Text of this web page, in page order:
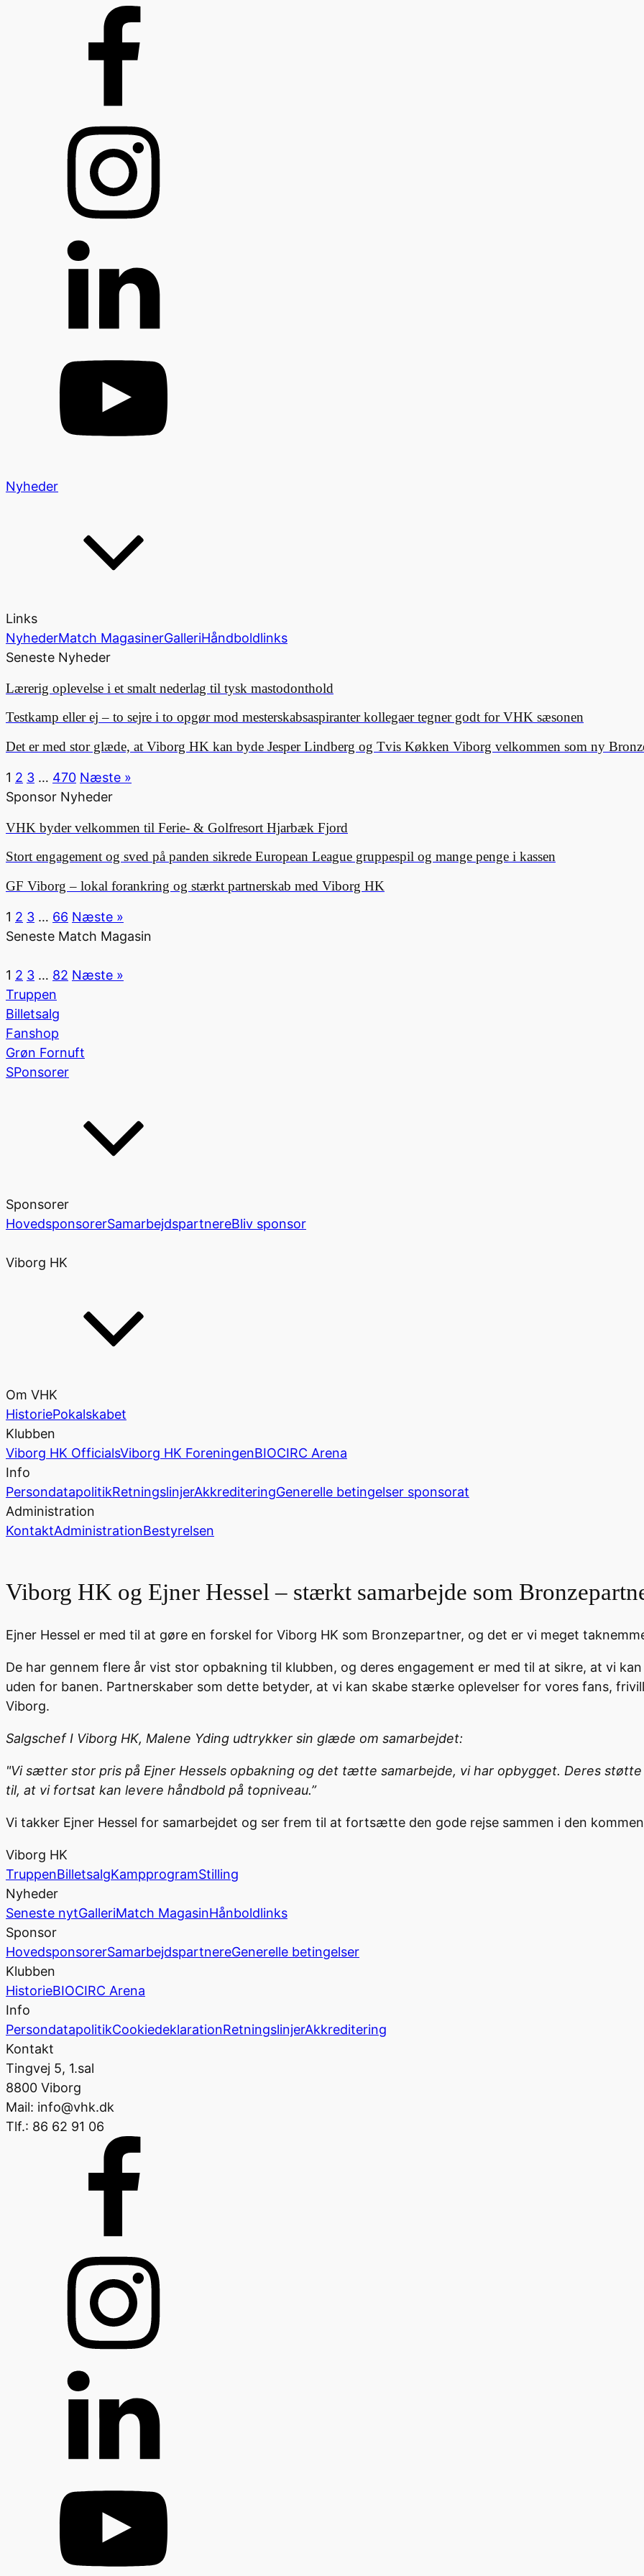
Nyheder
Links
NyhederMatch MagasinerGalleriHåndboldlinks
Seneste Nyheder
Lærerig oplevelse i et smalt nederlag til tysk mastodonthold
Testkamp eller ej – to sejre i to opgør mod mesterskabsaspiranter kollegaer tegner godt for VHK sæsonen
Det er med stor glæde, at Viborg HK kan byde Jesper Lindberg og Tvis Køkken Viborg velkommen som ny
1 2 3 … 470 Næste »
Sponsor Nyheder
VHK byder velkommen til Ferie- & Golfresort Hjarbæk Fjord
Stort engagement og sved på panden sikrede European League gruppespil og mange penge i kassen
GF Viborg – lokal forankring og stærkt partnerskab med Viborg HK
1 2 3 … 66 Næste »
Seneste Match Magasin
1 2 3 … 82 Næste »
Truppen
Billetsalg
Fanshop
Grøn Fornuft
SPonsorer
Sponsorer
HovedsponsorerSamarbejdspartnereBliv sponsor
Viborg HK
Om VHK
HistoriePokalskabet
Klubben
Viborg HK OfficialsViborg HK ForeningenBIOCIRC Arena
Info
PersondatapolitikRetningslinjerAkkrediteringGenerelle betingelser sponsorat
Administration
KontaktAdministrationBestyrelsen
Viborg HK og Ejner Hessel – stærkt samarbejde som
Ejner Hessel er med til at gøre en forskel for Viborg HK som Bronzepartner, og det er vi meget
De har gennem flere år vist stor opbakning til klubben, og deres engagement er med til at sikre, at vi
uden for banen. Partnerskaber som dette betyder, at vi kan skabe stærke oplevelser for vores fans,
Viborg.
Salgschef I Viborg HK, Malene Yding udtrykker sin glæde om samarbejdet:
"Vi sætter stor pris på Ejner Hessels opbakning og det tætte samarbejde, vi har opbygget. Deres
til, at vi fortsat kan levere håndbold på topniveau.”
Vi takker Ejner Hessel for samarbejdet og ser frem til at fortsætte den gode rejse sammen i den
Viborg HK
TruppenBilletsalgKampprogramStilling
Nyheder
Seneste nytGalleriMatch MagasinHånboldlinks
Sponsor
HovedsponsorerSamarbejdspartnereGenerelle betingelser
Klubben
HistorieBIOCIRC Arena
Info
PersondatapolitikCookiedeklarationRetningslinjerAkkreditering
Kontakt
Tingvej 5, 1.sal
8800 Viborg
Mail: info@vhk.dk
Tlf.: 86 62 91 06